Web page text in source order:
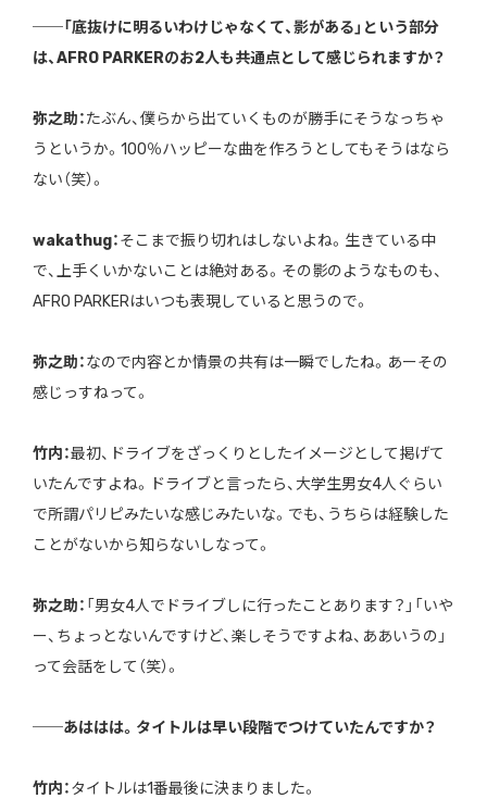
──「底抜けに明るいわけじゃなくて、影がある」という部分
は、AFRO PARKERのお2人も共通点として感じられますか？
弥之助：たぶん、僕らから出ていくものが勝手にそうなっちゃ
うというか。100％ハッピーな曲を作ろうとしてもそうはなら
ない（笑）。
wakathug：そこまで振り切れはしないよね。生きている中
で、上手くいかないことは絶対ある。その影のようなものも、
AFRO PARKERはいつも表現していると思うので。
弥之助：なので内容とか情景の共有は一瞬でしたね。あーその
感じっすねって。
竹内：最初、ドライブをざっくりとしたイメージとして掲げて
いたんですよね。ドライブと言ったら、大学生男女4人ぐらい
で所謂パリピみたいな感じみたいな。でも、うちらは経験した
ことがないから知らないしなって。
弥之助： 「男女4人でドライブしに行ったことあります？」「いや
ー、ちょっとないんですけど、楽しそうですよね、ああいうの」
って会話をして（笑）。
──あははは。タイトルは早い段階でつけていたんですか？
竹内：タイトルは1番最後に決まりました。